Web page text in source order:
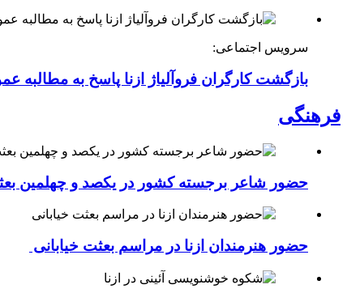
سرویس اجتماعی:
بازگشت کارگران فروآلیاژ ازنا پاسخ به مطالبه
فرهنگی
حضور شاعر برجسته کشور در یکصد و چهلمین
حضور هنرمندان ازنا در مراسم بعثت خیابانی